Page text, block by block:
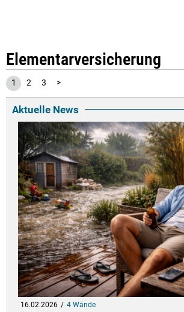
Elementarversicherung
1 2 3 >
Aktuelle News
16.02.2026 4 Wände